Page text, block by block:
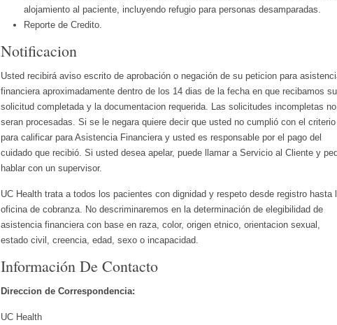
alojamiento al paciente, incluyendo refugio para personas desamparadas.
Reporte de Credito.
Notificacion
Usted recibirá aviso escrito de aprobación o negación de su peticion para
financiera aproximadamente dentro de los 14 dias de la fecha en que recibamos su
solicitud completada y la documentacion requerida. Las solicitudes incompletas no
seran procesadas. Si se le negara quiere decir que usted no cumplió con el criterio
para calificar para Asistencia Financiera y usted es responsable por el pago del
cuidado que recibió. Si usted desea apelar, puede llamar a Servicio al Cliente y
hablar con un supervisor.
UC Health trata a todos los pacientes con dignidad y respeto desde registro hasta
oficina de cobranza. No descriminaremos en la determinación de elegibilidad de
asistencia financiera con base en raza, color, origen etnico, orientacion sexual,
estado civil, creencia, edad, sexo o incapacidad.
Información De Contacto
Direccion de Correspondencia:
UC Health